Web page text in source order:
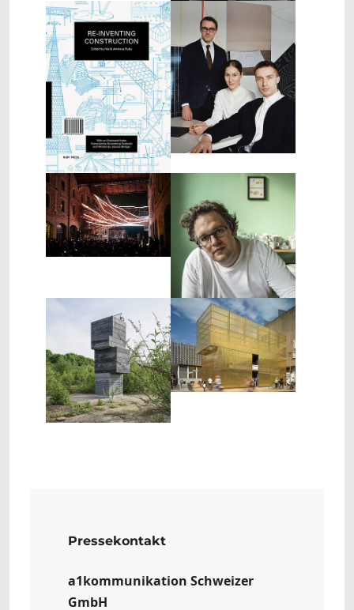
Show larger version Show larger version
Show larger version Show larger version
Show larger version Show larger version
Pressekontakt
a1kommunikation Schweizer
GmbH